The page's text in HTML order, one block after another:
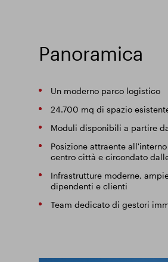
Panoramica
Un moderno parco logistico
24.700 mq di spazio
Moduli disponibili a partire
Posizione attraente
centro città e circondato
Infrastrutture moderne,
dipendenti e clienti
Team dedicato di gestori